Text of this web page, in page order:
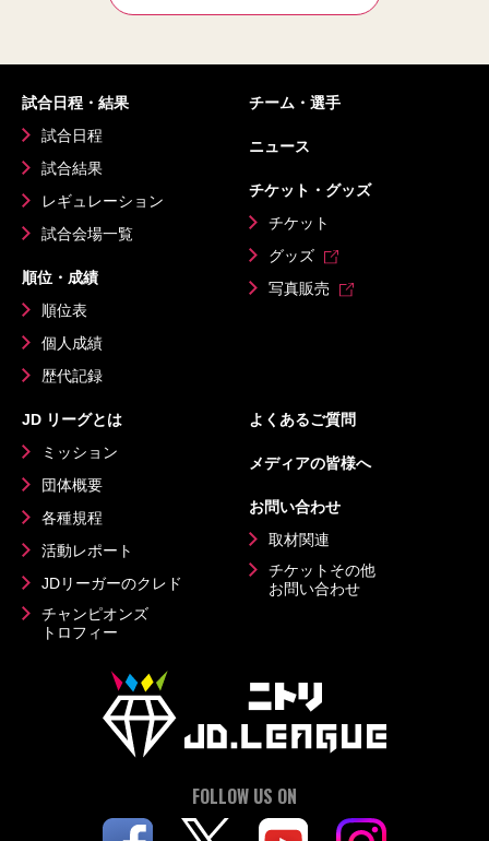
試合日程・結果
試合日程
試合結果
レギュレーション
試合会場一覧
順位・成績
順位表
個人成績
歴代記録
チーム・選手
ニュース
チケット・グッズ
チケット
グッズ
写真販売
JD リーグとは
ミッション
団体概要
各種規程
活動レポート
JDリーガーのクレド
チャンピオンズ
トロフィー
よくあるご質問
メディアの皆様へ
お問い合わせ
取材関連
チケットその他
お問い合わせ
FOLLOW US ON